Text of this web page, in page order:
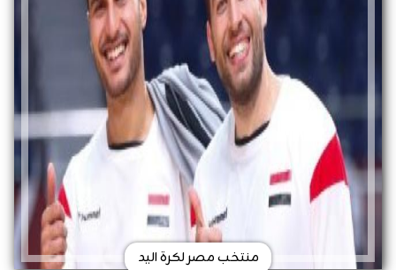
منتخب مصر لكرة اليد